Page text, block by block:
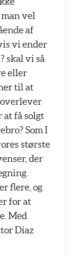
vel
af
vi ender
vi så
eller
til at
at få solgt
Som I
største
der
flere, og
for at
Med
Diaz